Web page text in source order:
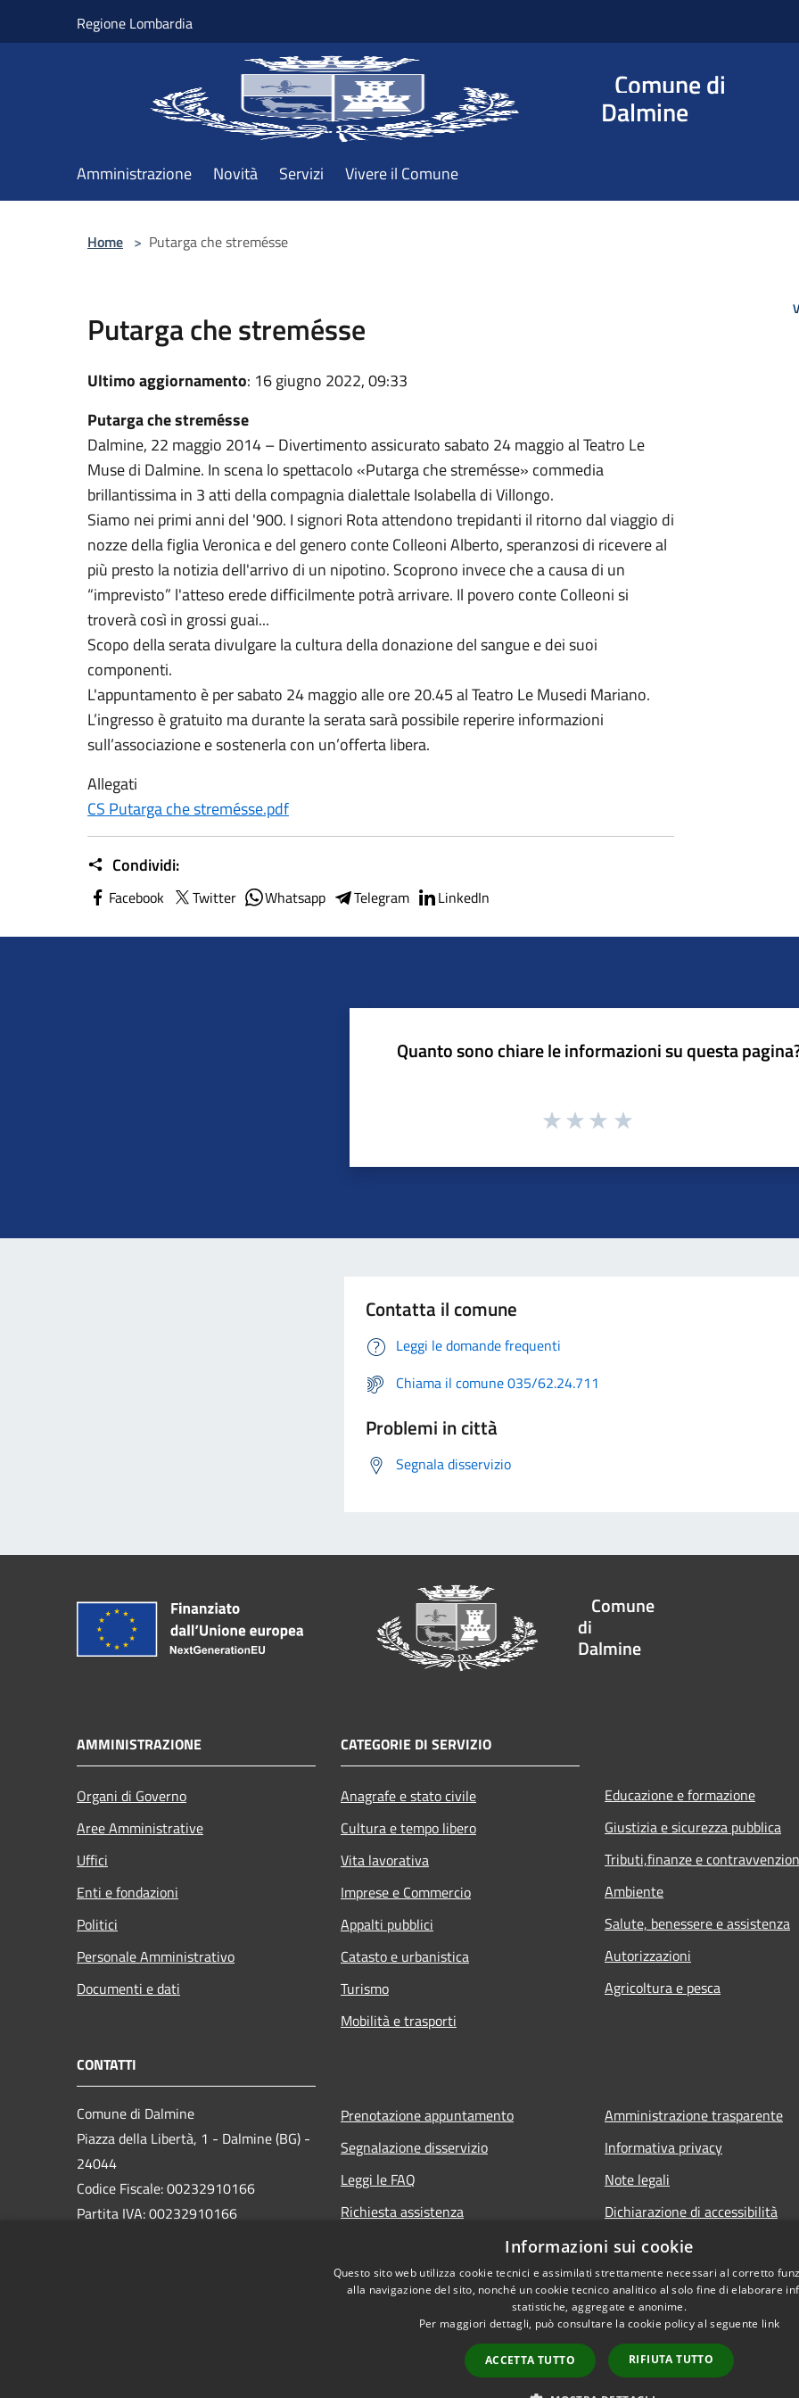
Regione Lombardia
Comune di
Dalmine
Amministrazione Novità Servizi Vivere il Comune
Home > Putarga che stremésse
Putarga che stremésse
Ultimo aggiornamento: 16 giugno 2022, 09:33
Putarga che stremésse
Dalmine, 22 maggio 2014 – Divertimento assicurato sabato 24 maggio al Teatro Le
Muse di Dalmine. In scena lo spettacolo «Putarga che stremésse» commedia
brillantissima in 3 atti della compagnia dialettale Isolabella di Villongo.
Siamo nei primi anni del '900. I signori Rota attendono trepidanti il ritorno dal viaggio di
nozze della figlia Veronica e del genero conte Colleoni Alberto, speranzosi di ricevere al
più presto la notizia dell'arrivo di un nipotino. Scoprono invece che a causa di un
“imprevisto” l'atteso erede difficilmente potrà arrivare. Il povero conte Colleoni si
troverà così in grossi guai...
Scopo della serata divulgare la cultura della donazione del sangue e dei suoi
componenti.
L'appuntamento è per sabato 24 maggio alle ore 20.45 al Teatro Le Musedi Mariano.
L’ingresso è gratuito ma durante la serata sarà possibile reperire informazioni
sull’associazione e sostenerla con un’offerta libera.
Allegati
CS Putarga che stremésse.pdf
Condividi:
Facebook Twitter Whatsapp Telegram LinkedIn
Quanto sono chiare le informazioni su questa
Contatta il comune
Leggi le domande frequenti
Chiama il comune 035/62.24.711
Problemi in città
Segnala disservizio
Comune
di
Dalmine
AMMINISTRAZIONE
Organi di Governo
Aree Amministrative
Uffici
Enti e fondazioni
Politici
Personale Amministrativo
Documenti e dati
CATEGORIE DI SERVIZIO
Anagrafe e stato civile
Cultura e tempo libero
Vita lavorativa
Imprese e Commercio
Appalti pubblici
Catasto e urbanistica
Turismo
Mobilità e trasporti
Educazione e formazione
Giustizia e sicurezza pubblica
Tributi,finanze e
Ambiente
Salute, benessere e assistenza
Autorizzazioni
Agricoltura e pesca
CONTATTI
Comune di Dalmine
Piazza della Libertà, 1 - Dalmine (BG) -
24044
Codice Fiscale: 00232910166
Partita IVA: 00232910166
Prenotazione appuntamento
Segnalazione disservizio
Leggi le FAQ
Richiesta assistenza
Amministrazione trasparente
Informativa privacy
Note legali
Dichiarazione di accessibilità
Piano di miglioramento del sito
Informazioni sui cookie
Questo sito web utilizza cookie tecnici e assimilati strettamente necessari al corretto
alla navigazione del sito, nonché un cookie tecnico analitico al solo fine di elaborare
statistiche, aggregate e anonime.
Per maggiori dettagli, può consultare la cookie policy al seguente link
ACCETTA TUTTO RIFIUTA TUTTO